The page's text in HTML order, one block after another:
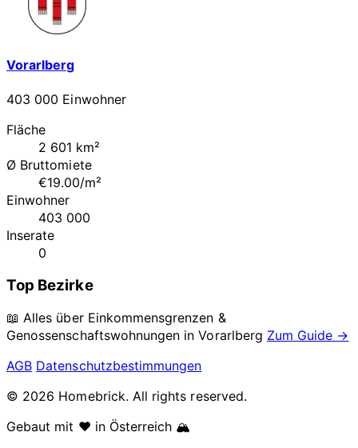
Vorarlberg
403 000 Einwohner
Fläche
2 601 km²
Ø Bruttomiete
€19.00/m²
Einwohner
403 000
Inserate
0
Top Bezirke
📖 Alles über Einkommensgrenzen &
Genossenschaftswohnungen inVorarlberg Zum Guide →
AGB Datenschutzbestimmungen
© 2026 Homebrick. All rights reserved.
Gebaut mit ❤️ in Österreich 🏔️